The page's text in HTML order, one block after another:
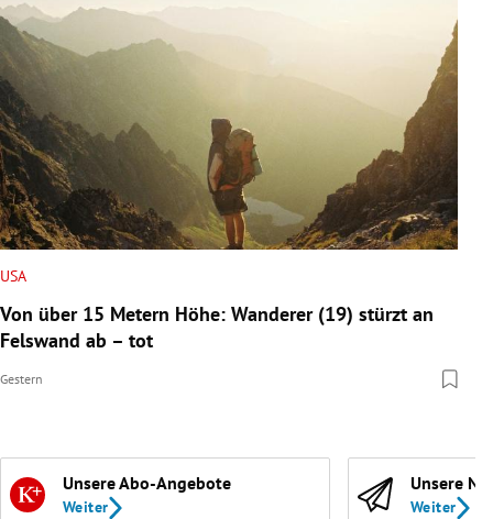
USA
Von über 15 Metern Höhe: Wanderer (19) stürzt an
Felswand ab – tot
Gestern
Unsere Abo-Angebote
Weiter
Unsere
Weiter